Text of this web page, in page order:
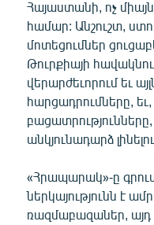
Հայաստանի, ոչ
համար: Անշուշտ,
մոտեցումներ
Թուրքիայի
վերարժեւորում եւ
հարցադրումները,
անկյունադարձ
«Հրապարակ»-ը
ներկայությունն է
ռազմաբազաներ, այդ